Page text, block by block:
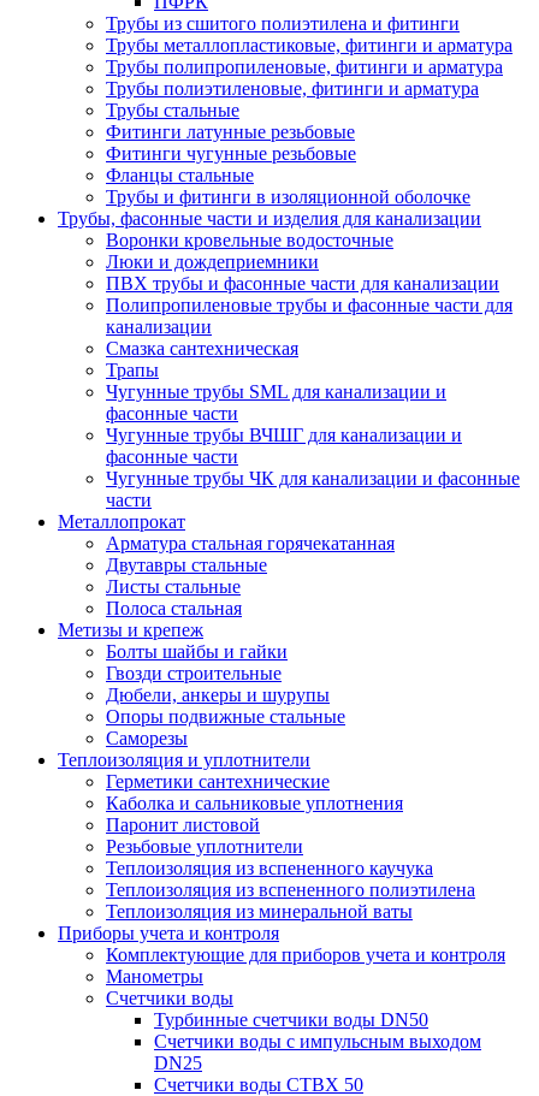
Трубы из сшитого полиэтилена и фитинги
Трубы металлопластиковые, фитинги и арматура
Трубы полипропиленовые, фитинги и арматура
Трубы полиэтиленовые, фитинги и арматура
Трубы стальные
Фитинги латунные резьбовые
Фитинги чугунные резьбовые
Фланцы стальные
Трубы и фитинги в изоляционной оболочке
Трубы, фасонные части и изделия для канализации
Воронки кровельные водосточные
Люки и дождеприемники
ПВХ трубы и фасонные части для канализации
Полипропиленовые трубы и фасонные части для
канализации
Смазка сантехническая
Трапы
Чугунные трубы SML для канализации и
фасонные части
Чугунные трубы ВЧШГ для канализации и
фасонные части
Чугунные трубы ЧК для канализации и фасонные
части
Металлопрокат
Арматура стальная горячекатанная
Двутавры стальные
Листы стальные
Полоса стальная
Метизы и крепеж
Болты шайбы и гайки
Гвозди строительные
Дюбели, анкеры и шурупы
Опоры подвижные стальные
Саморезы
Теплоизоляция и уплотнители
Герметики сантехнические
Каболка и сальниковые уплотнения
Паронит листовой
Резьбовые уплотнители
Теплоизоляция из вспененного каучука
Теплоизоляция из вспененного полиэтилена
Теплоизоляция из минеральной ваты
Приборы учета и контроля
Комплектующие для приборов учета и контроля
Манометры
Счетчики воды
Турбинные счетчики воды DN50
Счетчики воды с импульсным выходом
DN25
Счетчики воды СТВХ 50